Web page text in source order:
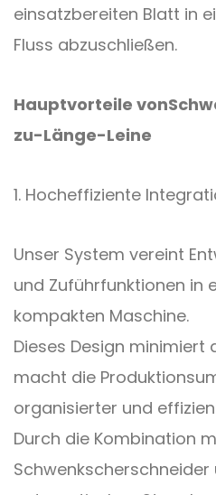
einsatzbereiten Blatt in
Fluss abzuschließen.
Hauptvorteile von
zu-Länge-Leine
1. Hocheffiziente
Unser System vereint
und Zuführfunktionen in
kompakten Maschine.
Dieses Design minimiert
macht die
organisierter und
Durch die Kombination
Schwenkscherschneider